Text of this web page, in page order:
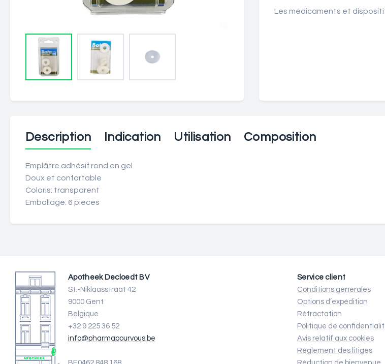
Les médicaments et
Description Indication Utilisation Composition
Emplâtre adhésif rond en gel
Doux et confortable
Coloris: transparent
Emballage: 6 pièces
Apotheek Decloedt BV
St.-Niklaasstraat 42
9000 Gent
Belgique
+32 9 225 36 52
info@pharmapourvous.be
Service client
Conditions générales
Options d’expédition
Rétractation
Politique de
Avis relatif aux cookies
Règlement des litiges